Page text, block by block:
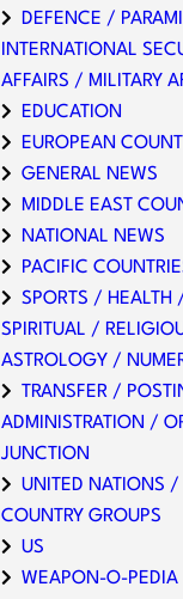
DEFENCE /
INTERNATIONAL
AFFAIRS / MILITARY
EDUCATION
EUROPEAN
GENERAL NEWS
MIDDLE EAST
NATIONAL NEWS
PACIFIC
SPORTS /
SPIRITUAL /
ASTROLOGY /
TRANSFER /
ADMINISTRATION /
JUNCTION
UNITED NATIONS
COUNTRY GROUPS
US
WEAPON-O-PEDIA